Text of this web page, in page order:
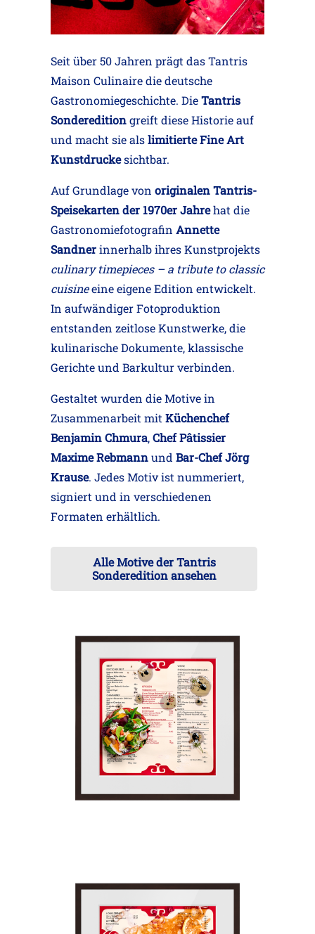
Seit über 50 Jahren prägt das Tantris
Maison Culinaire die deutsche
Gastronomiegeschichte. DieTantris
Sondereditiongreift diese Historie auf
und macht sie alslimitierte Fine Art
Kunstdruckesichtbar.
Auf Grundlage von originalen Tantris-
Speisekarten der 1970er Jahrehat die
Gastronomiefotografin Annette
Sandnerinnerhalb ihres Kunstprojekts
culinary timepieces – a tribute to classic
cuisineeine eigene Edition entwickelt.
In aufwändiger Fotoproduktion
entstanden zeitlose Kunstwerke, die
kulinarische Dokumente, klassische
Gerichte und Barkultur verbinden.
Gestaltet wurden die Motive in
Zusammenarbeit mit Küchenchef
Benjamin Chmura,Chef Pâtissier
Maxime Rebmannund Bar-Chef Jörg
Krause. Jedes Motiv ist nummeriert,
signiert und in verschiedenen
Formaten erhältlich.
Alle Motive der Tantris
Sonderedition ansehen